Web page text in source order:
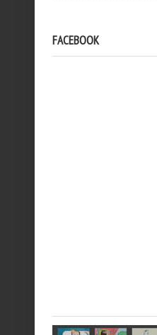
FACEBOOK